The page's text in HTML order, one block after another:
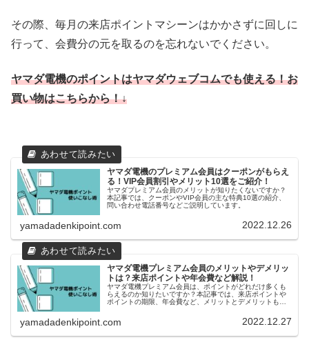
その際、毎月の来店ポイントマシーンはかかさずに回しに
行って、会費分の元を取るのを忘れないでください。
ヤマダ電機のポイントはヤマダウェブコムでも使える！お
買い物はこちらから！↓
ヤマダ電機のプレミアム会員はクーポンがもらえ
る！VIP会員割引やメリット10選をご紹介！
ヤマダプレミアム会員のメリットが知りたくないですか？
本記事では、クーポンやVIP会員の主な特典10選の紹介、
問い合わせ電話番号などご説明しています。
yamadadenkipoint.com 2022.12.26
ヤマダ電機プレミアム会員のメリットやデメリッ
トは？来店ポイントや年会費など解説！
ヤマダ電機プレミアム会員は、ポイントがどれだけ多くも
らえるのか知りたいですか？本記事では、来店ポイントや
ポイントの期限、年会費など、メリットとデメリットもご
yamadadenkipoint.com 2022.12.27